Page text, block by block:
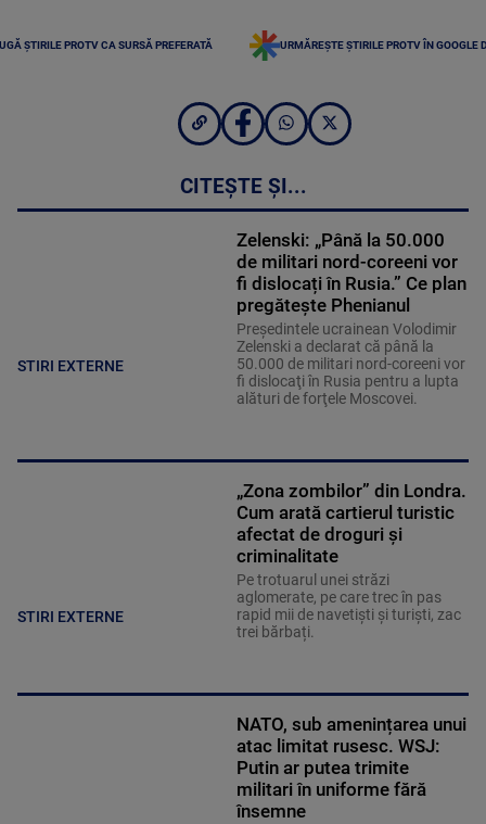
ȘTIRILE PROTV CA SURSĂ PREFERATĂ URMĂREȘTE ȘTIRILE PROTV ÎN GOOGLE
CITEȘTE ȘI...
STIRI EXTERNE
Zelenski: „Până la 50.000
de militari nord-coreeni vor
fi dislocați în Rusia.” Ce plan
pregătește Phenianul
Preşedintele ucrainean Volodimir
Zelenski a declarat că până la
50.000 de militari nord-coreeni vor
fi dislocaţi în Rusia pentru a lupta
alături de forţele Moscovei.
STIRI EXTERNE
„Zona zombilor” din Londra.
Cum arată cartierul turistic
afectat de droguri și
criminalitate
Pe trotuarul unei străzi
aglomerate, pe care trec în pas
rapid mii de navetiști și turiști, zac
trei bărbați.
NATO, sub amenințarea unui
atac limitat rusesc. WSJ:
Putin ar putea trimite
militari în uniforme fără
însemne